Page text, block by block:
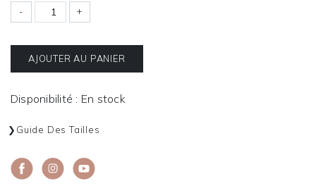
- +
AJOUTER AU PANIER
Disponibilité : En stock
Guide Des Tailles